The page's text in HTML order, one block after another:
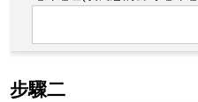
步驟二